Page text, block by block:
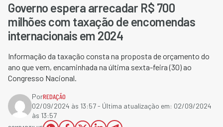
Governo espera arrecadar R$ 700
milhões com taxação de encomendas
internacionais em 2024
Informação da taxação consta na proposta de orçamento do
ano que vem, encaminhada na última sexta-feira (30) ao
Congresso Nacional.
PorREDAÇÃO
02/09/2024 às 13:57- Última atualização em: 02/09/2024
às 13:57